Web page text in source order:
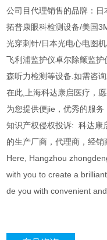
公司目代理销售的品牌：
拓普康眼科检测设备/美国
光穿刺针/日本光电心电图
飞利浦监护仪卓尔除颤监
森听力检测等设备.如需咨
在此,上海科达康启医疗，
为您提供便jie，优秀的服务
知识产权侵权投诉: 科达康
的生产厂商，代理商，经
Here, Hangzhou
with you to create a
de you with convenient